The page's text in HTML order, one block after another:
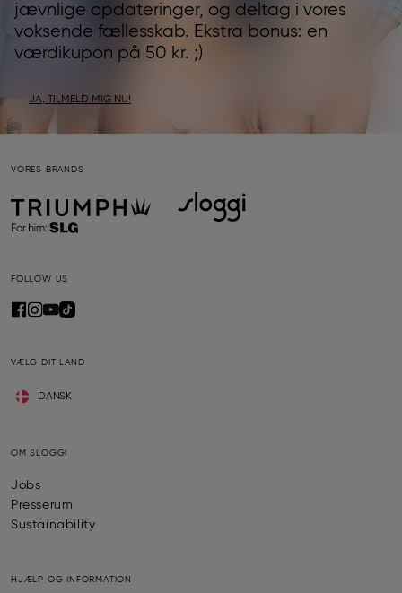
jævnlige opdateringer, og deltag i vores
voksende fællesskab. Ekstra bonus: en
værdikupon på 50 kr. ;)
JA, TILMELD MIG NU!
VORES BRANDS
FOLLOW US
VÆLG DIT LAND
DANSK
OM SLOGGI
Jobs
Presserum
Sustainability
HJÆLP OG INFORMATION